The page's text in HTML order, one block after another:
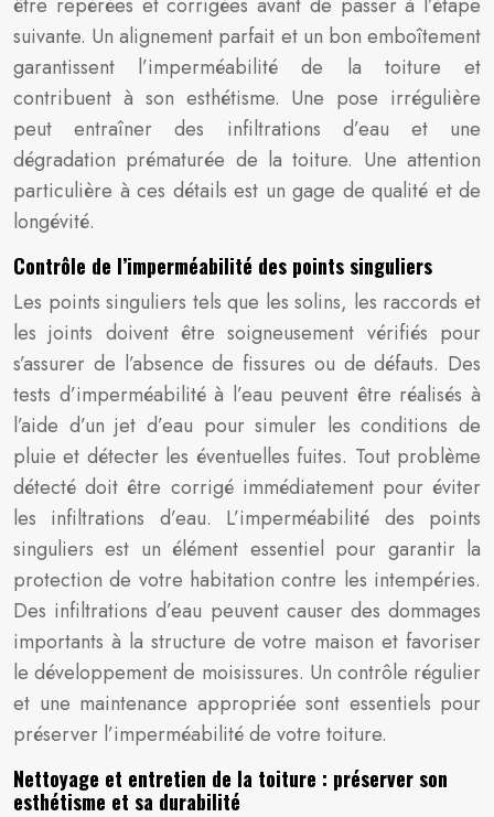
suivante. Un alignement parfait et un bon emboîtement
garantissent l’imperméabilité de la toiture et
contribuent à son esthétisme. Une pose irrégulière
peut entraîner des infiltrations d’eau et une
dégradation prématurée de la toiture. Une attention
particulière à ces détails est un gage de qualité et de
longévité.
Contrôle de l’imperméabilité des points singuliers
Les points singuliers tels que les solins, les raccords et
les joints doivent être soigneusement vérifiés pour
s’assurer de l’absence de fissures ou de défauts. Des
tests d’imperméabilité à l’eau peuvent être réalisés à
l’aide d’un jet d’eau pour simuler les conditions de
pluie et détecter les éventuelles fuites. Tout problème
détecté doit être corrigé immédiatement pour éviter
les infiltrations d’eau. L’imperméabilité des points
singuliers est un élément essentiel pour garantir la
protection de votre habitation contre les intempéries.
Des infiltrations d’eau peuvent causer des dommages
importants à la structure de votre maison et favoriser
le développement de moisissures. Un contrôle régulier
et une maintenance appropriée sont essentiels pour
préserver l’imperméabilité de votre toiture.
Nettoyage et entretien de la toiture : préserver son
esthétisme et sa durabilité